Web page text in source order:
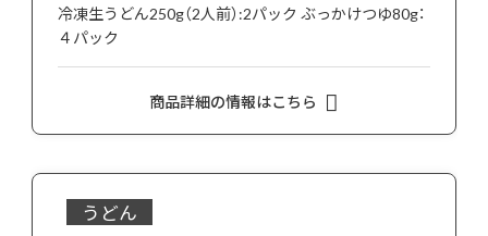
冷凍生うどん250g（2人前）:2パック ぶっかけつゆ80g：
４パック
商品詳細の情報はこちら
うどん